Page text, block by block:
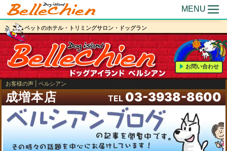
MENU
ペットのホテル・トリミングサロン・ドッグラン
お問い合わせ
お客様の声 | ベルシアン
成増本店 TEL 03-3938-8600